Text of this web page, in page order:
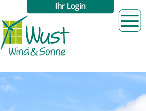
Ihr Login